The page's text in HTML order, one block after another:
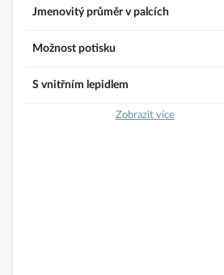
Jmenovitý průměr v palcích
Možnost potisku
S vnitřním lepidlem
Zobrazit více